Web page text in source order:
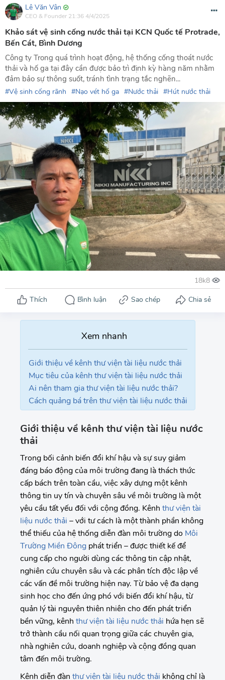
Lê Văn Vân
CEO & Founder 21:36 4/4/2025
Khảo sát vệ sinh cống nước thải tại KCN Quốc tế Protrade,
Bến Cát, Bình Dương
Công ty Trong quá trình hoạt động, hệ thống cống thoát nước
thải và hố ga tại đây cần được bảo trì định kỳ hàng năm nhằm
đảm bảo sự thông suốt, tránh tình trạng tắc nghẽn...
Vệ sinh cống rãnh Nạo vét hố ga Nước thải Hút nước thải
Giới thiệu về kênh thư viện tài liệu nước thải
Mục tiêu của kênh thư viện tài liệu nước thải
Ai nên tham gia thư viện tài liệu nước thải?
Cách quảng bá trên thư viện tài liệu nước thải
Giới thiệu về kênh thư viện tài liệu nước
thải
Trong bối cảnh biến đổi khí hậu và sự suy giảm
đáng báo động của môi trường đang là thách thức
cấp bách trên toàn cầu, việc xây dựng một kênh
thông tin uy tín và chuyên sâu về môi trường là một
yêu cầu tất yếu đối với cộng đồng. Kênh thư viện tài
liệu nước thải – với tư cách là một thành phần không
thể thiếu của hệ thống diễn đàn môi trường do Môi
Trường Miền Đông phát triển – được thiết kế để
cung cấp cho người dùng các thông tin cập nhật,
nghiên cứu chuyên sâu và các phân tích độc lập về
các vấn đề môi trường hiện nay. Từ bảo vệ đa dạng
sinh học cho đến ứng phó với biến đổi khí hậu, từ
quản lý tài nguyên thiên nhiên cho đến phát triển
bền vững, kênh thư viện tài liệu nước thải hứa hẹn sẽ
trở thành cầu nối quan trọng giữa các chuyên gia,
nhà nghiên cứu, doanh nghiệp và cộng đồng quan
tâm đến môi trường.
Kênh diễn đàn thư viện tài liệu nước thải không chỉ là